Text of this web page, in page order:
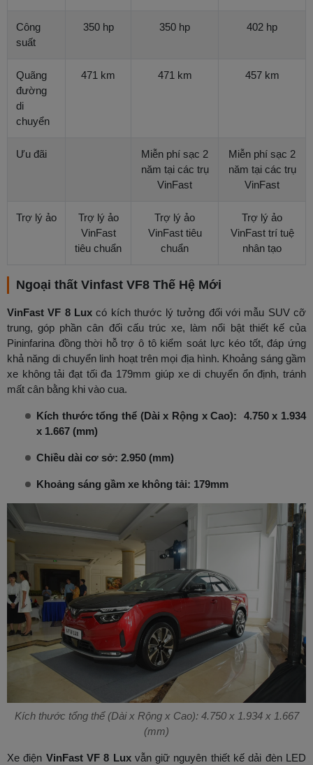
Công
suất
350 hp 350 hp 402 hp
Quãng
đường
di
chuyển
471 km 471 km 457 km
Ưu đãi
Miễn phí sạc 2
năm tại các trụ
VinFast
Miễn phí sạc 2
năm tại các trụ
VinFast
Trợ lý ảo
Trợ lý ảo
VinFast
tiêu chuẩn
Trợ lý ảo
VinFast tiêu
chuẩn
Trợ lý ảo
VinFast trí tuệ
nhân tạo
Ngoại thất Vinfast VF8 Thế Hệ Mới
VinFast VF 8 Luxcó kích thước lý tưởng đối với mẫu SUV cỡ
trung, góp phần cân đối cấu trúc xe, làm nổi bật thiết kế của
Pininfarina đồng thời hỗ trợ ô tô kiểm soát lực kéo tốt, đáp ứng
khả năng di chuyển linh hoạt trên mọi địa hình. Khoảng sáng gầm
xe không tải đạt tối đa 179mm giúp xe di chuyển ổn định, tránh
mất cân bằng khi vào cua.
Kích thước tổng thể (Dài x Rộng x Cao): 4.750 x 1.934
x 1.667 (mm)
Chiều dài cơ sở: 2.950 (mm)
Khoảng sáng gầm xe không tải: 179mm
Kích thước tổng thể (Dài x Rộng x Cao): 4.750 x 1.934 x 1.667
(mm)
Xe điện VinFast VF 8 Luxvẫn giữ nguyên thiết kế dải đèn LED